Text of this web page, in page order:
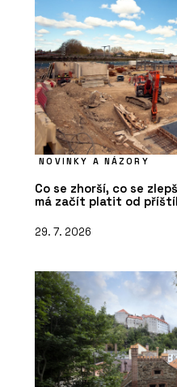
NOVINKY A NÁZORY
Co se zhorší, co se
má začít platit od
29. 7. 2026